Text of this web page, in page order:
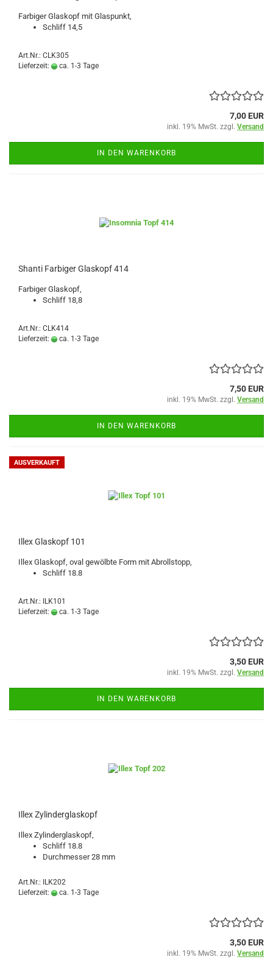
Farbiger Glaskopf mit Glaspunkt,
Schliff 14,5
Art.Nr.: CLK305
Lieferzeit:
ca. 1-3 Tage
7,00 EUR
inkl. 19% MwSt. zzgl. Versand
IN DEN WARENKORB
Shanti Farbiger Glaskopf 414
Farbiger Glaskopf,
Schliff 18,8
Art.Nr.: CLK414
Lieferzeit:
ca. 1-3 Tage
7,50 EUR
inkl. 19% MwSt. zzgl. Versand
IN DEN WARENKORB
AUSVERKAUFT
Illex Glaskopf 101
Illex Glaskopf, oval gewölbte Form mit Abrollstopp,
Schliff 18.8
Art.Nr.: ILK101
Lieferzeit:
ca. 1-3 Tage
3,50 EUR
inkl. 19% MwSt. zzgl. Versand
IN DEN WARENKORB
Illex Zylinderglaskopf
Illex Zylinderglaskopf,
Schliff 18.8
Durchmesser 28 mm
Art.Nr.: ILK202
Lieferzeit:
ca. 1-3 Tage
3,50 EUR
inkl. 19% MwSt. zzgl. Versand